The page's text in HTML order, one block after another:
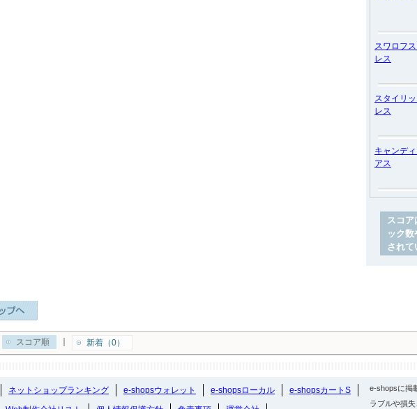
スワロフ
レス
スタイリ
レス
キャンデ
アス
スコア
ック
されて
スコア順 新着（0）
ネットショップランキング e-shopsウォレット e-shopsローカル
e-shopsカートS
e-shopsに掲
ラブルや損